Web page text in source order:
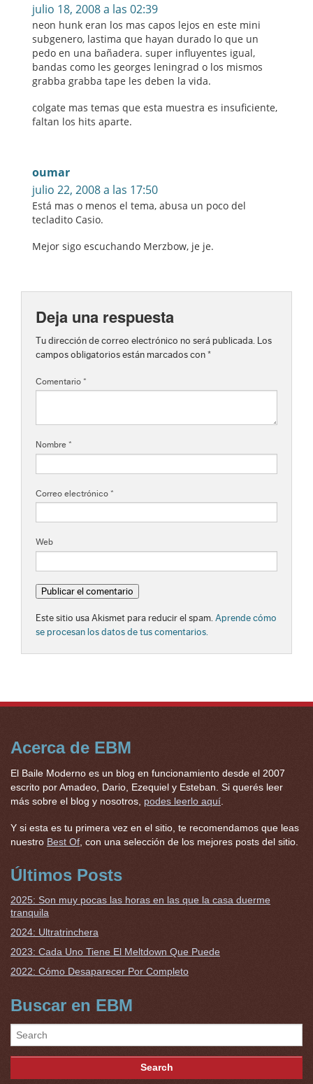
julio 18, 2008 a las 02:39
neon hunk eran los mas capos lejos en este mini
subgenero, lastima que hayan durado lo que un
pedo en una bañadera. super influyentes igual,
bandas como les georges leningrad o los mismos
grabba grabba tape les deben la vida.
colgate mas temas que esta muestra es insuficiente,
faltan los hits aparte.
oumar
julio 22, 2008 a las 17:50
Está mas o menos el tema, abusa un poco del
tecladito Casio.
Mejor sigo escuchando Merzbow, je je.
Deja una respuesta
Tu dirección de correo electrónico no será publicada.
Los
campos obligatorios están marcados con *
Comentario *
Nombre *
Correo electrónico *
Web
Este sitio usa Akismet para reducir el spam. Aprende cómo
se procesan los datos de tus comentarios.
Acerca de EBM
El Baile Moderno es un blog en funcionamiento desde el 2007
escrito por Amadeo, Dario, Ezequiel y Esteban. Si querés leer
más sobre el blog y nosotros, podes leerlo aquí.
Y si esta es tu primera vez en el sitio, te recomendamos que leas
nuestro Best Of, con una selección de los mejores posts del sitio.
Últimos Posts
2025: Son muy pocas las horas en las que la casa duerme
tranquila
2024: Ultratrinchera
2023: Cada Uno Tiene El Meltdown Que Puede
2022: Cómo Desaparecer Por Completo
Buscar en EBM